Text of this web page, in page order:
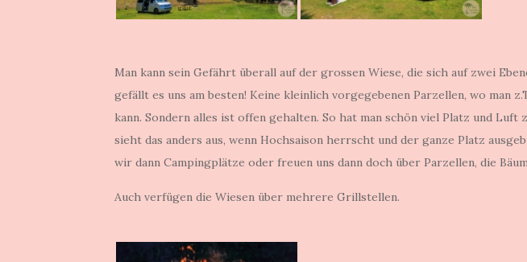
Man kann sein Gefährt überall auf der grossen Wiese, die sich auf zwei
gefällt es uns am besten! Keine kleinlich vorgegebenen Parzellen, wo man
kann. Sondern alles ist offen gehalten. So hat man schön viel Platz und Luft
sieht das anders aus, wenn Hochsaison herrscht und der ganze Platz
wir dann Campingplätze oder freuen uns dann doch über Parzellen, die
Auch verfügen die Wiesen über mehrere Grillstellen.